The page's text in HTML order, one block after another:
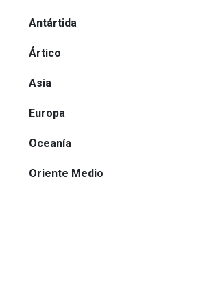
Antártida
Ártico
Asia
Europa
Oceanía
Oriente Medio